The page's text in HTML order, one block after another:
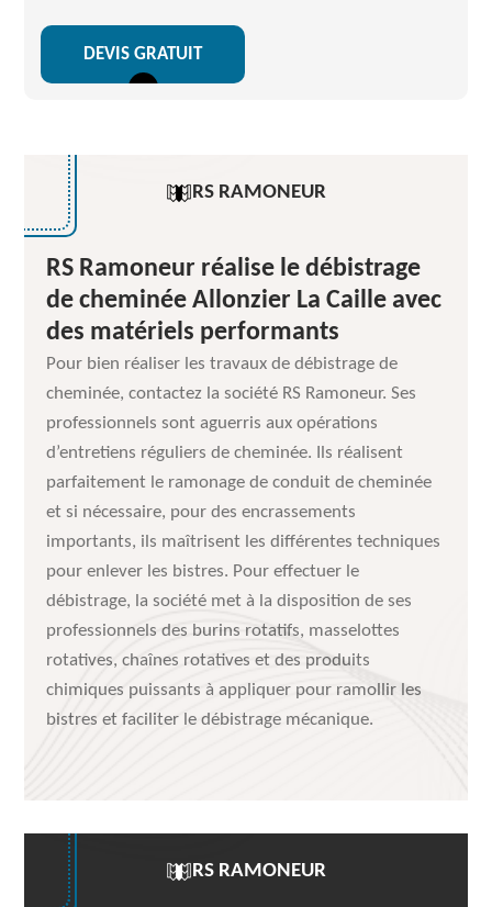
DEVIS GRATUIT
RS RAMONEUR
RS Ramoneur réalise le débistrage
de cheminée Allonzier La Caille avec
des matériels performants
Pour bien réaliser les travaux de débistrage de
cheminée, contactez la société RS Ramoneur. Ses
professionnels sont aguerris aux opérations
d’entretiens réguliers de cheminée. Ils réalisent
parfaitement le ramonage de conduit de cheminée
et si nécessaire, pour des encrassements
importants, ils maîtrisent les différentes techniques
pour enlever les bistres. Pour effectuer le
débistrage, la société met à la disposition de ses
professionnels des burins rotatifs, masselottes
rotatives, chaînes rotatives et des produits
chimiques puissants à appliquer pour ramollir les
bistres et faciliter le débistrage mécanique.
RS RAMONEUR